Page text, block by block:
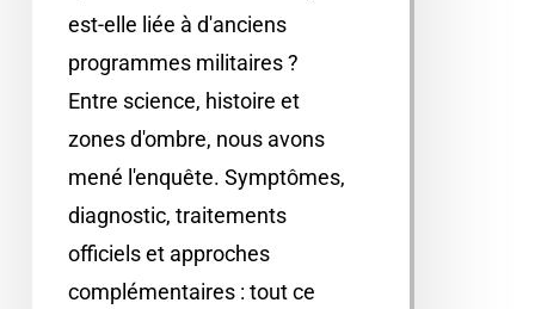
est-elle liée à d'anciens
programmes militaires ?
Entre science, histoire et
zones d'ombre, nous avons
mené l'enquête. Symptômes,
diagnostic, traitements
officiels et approches
complémentaires : tout ce